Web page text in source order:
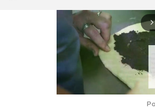
arrow_forward_ios